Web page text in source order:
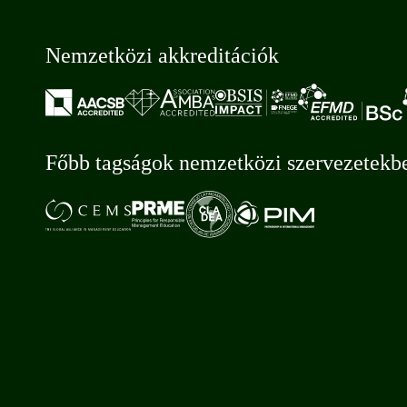
Nemzetközi akkreditációk
Főbb tagságok nemzetközi